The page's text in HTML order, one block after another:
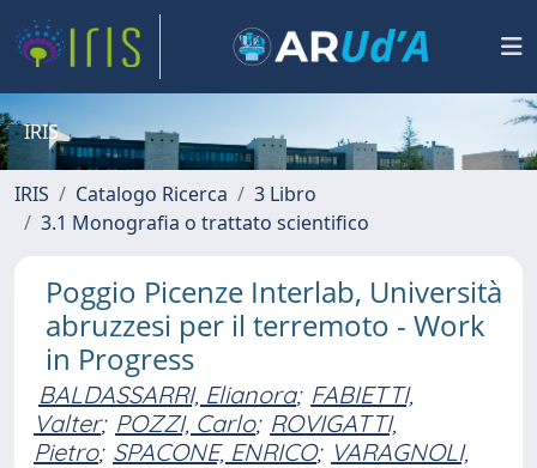
IRIS
IRIS Catalogo Ricerca
3 Libro
3.1 Monografia o trattato scientifico
Poggio Picenze Interlab, Università
abruzzesi per il terremoto - Work
in Progress
BALDASSARRI, Elianora; FABIETTI,
Valter; POZZI, Carlo; ROVIGATTI,
Pietro; SPACONE, ENRICO; VARAGNOLI,